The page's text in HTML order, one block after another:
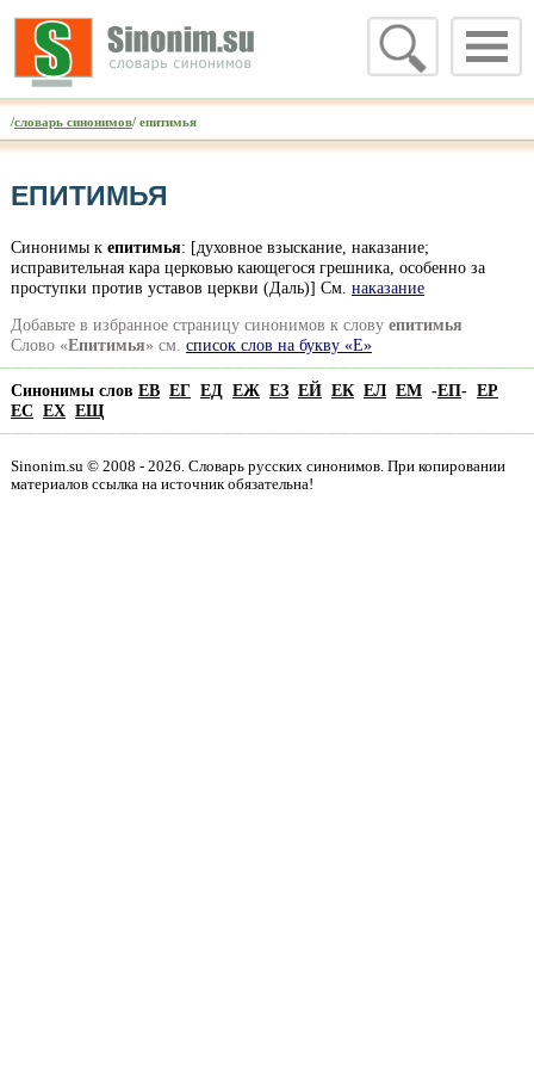
/словарь синонимов/ епитимья
ЕПИТИМЬЯ
Синонимы к епитимья: [духовное взыскание, наказание;
исправительная кара церковью кающегося грешника, особенно за
проступки против уставов церкви (Даль)] См. наказание
Добавьте в избранное страницу синонимов к слову епитимья
Слово «Епитимья» см. список слов на букву «Е»
Синонимы слов ЕВ ЕГ ЕД ЕЖ ЕЗ ЕЙ ЕК ЕЛ ЕМ-ЕП- ЕР
ЕС ЕХ ЕЩ
Sinonim.su © 2008 - 2026. Словарь русских синонимов. При копировании
материалов ссылка на источник обязательна!